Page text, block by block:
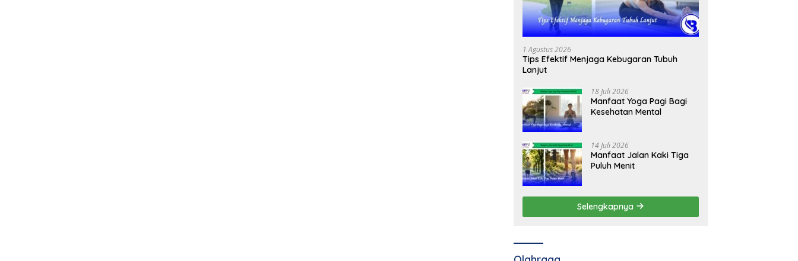
1 Agustus 2026
Tips Efektif Menjaga Kebugaran Tubuh
Lanjut
18 Juli 2026
Manfaat Yoga Pagi Bagi
Kesehatan Mental
14 Juli 2026
Manfaat Jalan Kaki Tiga
Puluh Menit
Selengkapnya